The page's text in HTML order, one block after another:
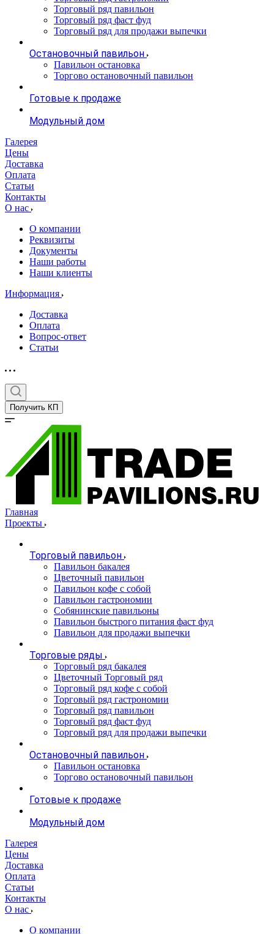
Торговый ряд павильон
Торговый ряд фаст фуд
Торговый ряд для продажи выпечки
Остановочный павильон
Павильон остановка
Торгово остановочный павильон
Готовые к продаже
Модульный дом
Галерея
Цены
Доставка
Оплата
Статьи
Контакты
О нас
О компании
Реквизиты
Документы
Наши работы
Наши клиенты
Информация
Доставка
Оплата
Вопрос-ответ
Статьи
Получить КП
Главная
Проекты
Торговый павильон
Павильон бакалея
Цветочный павильон
Павильон кофе с собой
Павильон гастрономии
Собянинские павильоны
Павильон быстрого питания фаст фуд
Павильон для продажи выпечки
Торговые ряды
Торговый ряд бакалея
Цветочный Торговый ряд
Торговый ряд кофе с собой
Торговый ряд гастрономии
Торговый ряд павильон
Торговый ряд фаст фуд
Торговый ряд для продажи выпечки
Остановочный павильон
Павильон остановка
Торгово остановочный павильон
Готовые к продаже
Модульный дом
Галерея
Цены
Доставка
Оплата
Статьи
Контакты
О нас
О компании